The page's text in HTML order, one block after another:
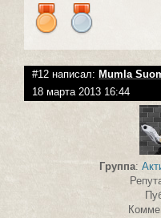
#12 написал: Mumla
18 марта 2013 16:44
Группа: